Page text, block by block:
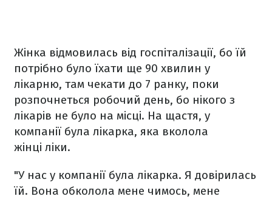
Жінка відмовилась від госпіталізації, бо їй
потрібно було їхати ще 90 хвилин у
лікарню, там чекати до 7 ранку, поки
розпочнеться робочий день, бо нікого з
лікарів не було на місці. На щастя, у
компанії була лікарка, яка вколола
жінці ліки.
"У нас у компанії була лікарка. Я довірилась
їй. Вона обколола мене чимось, мене